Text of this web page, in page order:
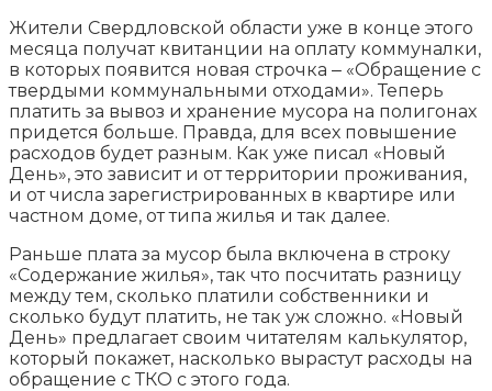
Жители Свердловской области уже в конце этого
месяца получат квитанции на оплату коммуналки,
в которых появится новая строчка ‒ «Обращение с
твердыми коммунальными отходами». Теперь
платить за вывоз и хранение мусора на полигонах
придется больше. Правда, для всех повышение
расходов будет разным. Как уже писал «Новый
День», это зависит и от территории проживания,
и от числа зарегистрированных в квартире или
частном доме, от типа жилья и так далее.
Раньше плата за мусор была включена в строку
«Содержание жилья», так что посчитать разницу
между тем, сколько платили собственники и
сколько будут платить, не так уж сложно. «Новый
День» предлагает своим читателям калькулятор,
который покажет, насколько вырастут расходы на
обращение с ТКО с этого года.